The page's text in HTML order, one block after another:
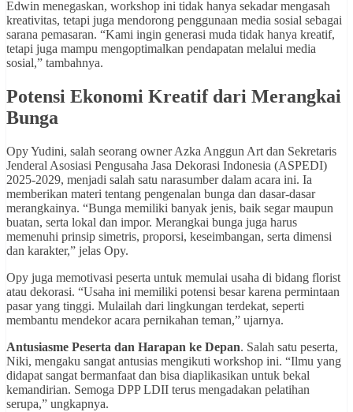
Edwin menegaskan, workshop ini tidak hanya sekadar mengasah
kreativitas, tetapi juga mendorong penggunaan media sosial sebagai
sarana pemasaran. “Kami ingin generasi muda tidak hanya kreatif,
tetapi juga mampu mengoptimalkan pendapatan melalui media
sosial,” tambahnya.
Potensi Ekonomi Kreatif dari Merangkai
Bunga
Opy Yudini, salah seorang owner Azka Anggun Art dan Sekretaris
Jenderal Asosiasi Pengusaha Jasa Dekorasi Indonesia (ASPEDI)
2025-2029, menjadi salah satu narasumber dalam acara ini. Ia
memberikan materi tentang pengenalan bunga dan dasar-dasar
merangkainya. “Bunga memiliki banyak jenis, baik segar maupun
buatan, serta lokal dan impor. Merangkai bunga juga harus
memenuhi prinsip simetris, proporsi, keseimbangan, serta dimensi
dan karakter,” jelas Opy.
Opy juga memotivasi peserta untuk memulai usaha di bidang florist
atau dekorasi. “Usaha ini memiliki potensi besar karena permintaan
pasar yang tinggi. Mulailah dari lingkungan terdekat, seperti
membantu mendekor acara pernikahan teman,” ujarnya.
Antusiasme Peserta dan Harapan ke Depan. Salah satu peserta,
Niki, mengaku sangat antusias mengikuti workshop ini. “Ilmu yang
didapat sangat bermanfaat dan bisa diaplikasikan untuk bekal
kemandirian. Semoga DPP LDII terus mengadakan pelatihan
serupa,” ungkapnya.